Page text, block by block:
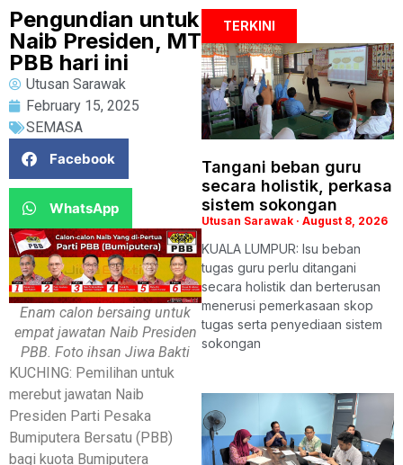
Pengundian untuk
Naib Presiden, MT
PBB hari ini
Utusan Sarawak
February 15, 2025
SEMASA
Facebook
WhatsApp
Enam calon bersaing untuk
empat jawatan Naib Presiden
PBB. Foto ihsan Jiwa Bakti
KUCHING: Pemilihan untuk
merebut jawatan Naib
Presiden Parti Pesaka
Bumiputera Bersatu (PBB)
bagi kuota Bumiputera
TERKINI
Tangani beban guru
secara holistik, perkasa
sistem sokongan
Utusan Sarawak August 8, 2026
KUALA LUMPUR: Isu beban
tugas guru perlu ditangani
secara holistik dan berterusan
menerusi pemerkasaan skop
tugas serta penyediaan sistem
sokongan